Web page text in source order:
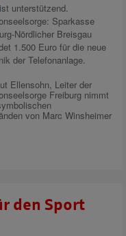
ist unterstützend.
Sparkasse
Nördlicher Breisgau
1.500 Euro für die neue
der Telefonanlage.
Ellensohn, Leiter der
Freiburg nimmt
von Marc Winsheimer
den Sport